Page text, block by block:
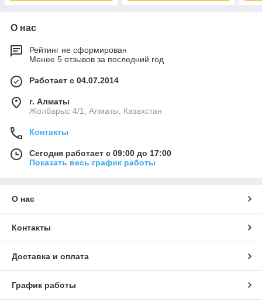
О нас
Рейтинг не сформирован
Менее 5 отзывов за последний год
Работает с 04.07.2014
г. Алматы
Жолбарыс 4/1, Алматы, Казахстан
Контакты
Сегодня работает с 09:00 до 17:00
Показать весь график работы
О нас
Контакты
Доставка и оплата
График работы